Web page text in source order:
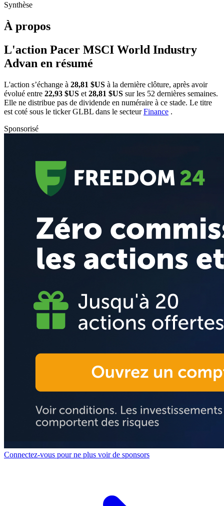
Synthèse
À propos
L'action Pacer MSCI World Industry
Advan en résumé
L'action s’échange à 28,81 $US à la dernière clôture, après avoir
évolué entre 22,93 $US et 28,81 $US sur les 52 dernières semaines.
Elle ne distribue pas de dividende en numéraire à ce stade. Le titre
est coté sous le tickerGLBL dans le secteurFinance .
Sponsorisé
Connectez-vous pour ne plus voir de sponsors